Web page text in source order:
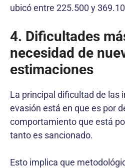
ubicó entre 225.500 y
4. Dificultades
necesidad de
estimaciones
La principal dificultad de las
evasión está en que es por
comportamiento que está
tanto es sancionado.
Esto implica que